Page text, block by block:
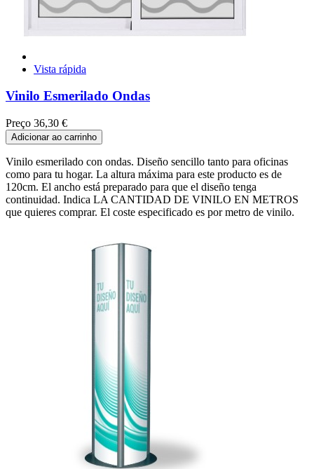
Vista rápida
Vinilo Esmerilado Ondas
Preço 36,30 €
Adicionar ao carrinho
Vinilo esmerilado con ondas. Diseño sencillo tanto para oficinas
como para tu hogar. La altura máxima para este producto es de
120cm. El ancho está preparado para que el diseño tenga
continuidad. Indica LA CANTIDAD DE VINILO EN METROS
que quieres comprar. El coste especificado es por metro de vinilo.